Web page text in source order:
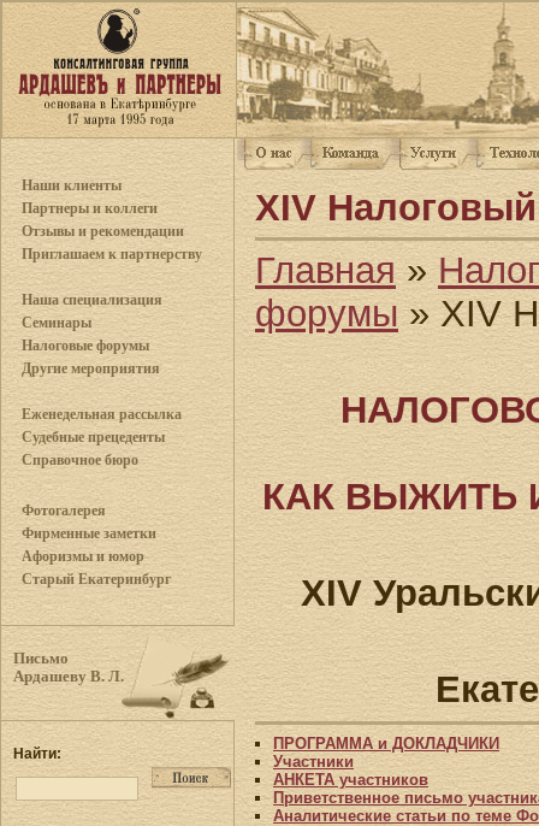
Наши клиенты
Партнеры и коллеги
Отзывы и рекомендации
Приглашаем к партнерству
Наша специализация
Семинары
Налоговые форумы
Другие мероприятия
Еженедельная рассылка
Судебные прецеденты
Справочное бюро
Фотогалерея
Фирменные заметки
Афоризмы и юмор
Старый Екатеринбург
Письмо
Ардашеву В. Л.
Найти:
XIV
Главная»
форумы» XIV
КАК ВЫЖИТЬ
XIV
ПРОГРАММА и ДОКЛАДЧИКИ
Участники
АНКЕТА участников
Приветственное письмо
Аналитические статьи по теме